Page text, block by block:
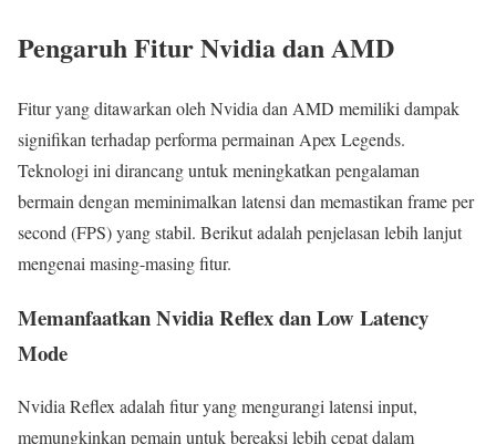
Pengaruh Fitur Nvidia dan AMD
Fitur yang ditawarkan oleh Nvidia dan AMD memiliki dampak
signifikan terhadap performa permainan Apex Legends.
Teknologi ini dirancang untuk meningkatkan pengalaman
bermain dengan meminimalkan latensi dan memastikan frame per
second (FPS) yang stabil. Berikut adalah penjelasan lebih lanjut
mengenai masing-masing fitur.
Memanfaatkan Nvidia Reflex dan Low Latency
Mode
Nvidia Reflex adalah fitur yang mengurangi latensi input,
memungkinkan pemain untuk bereaksi lebih cepat dalam